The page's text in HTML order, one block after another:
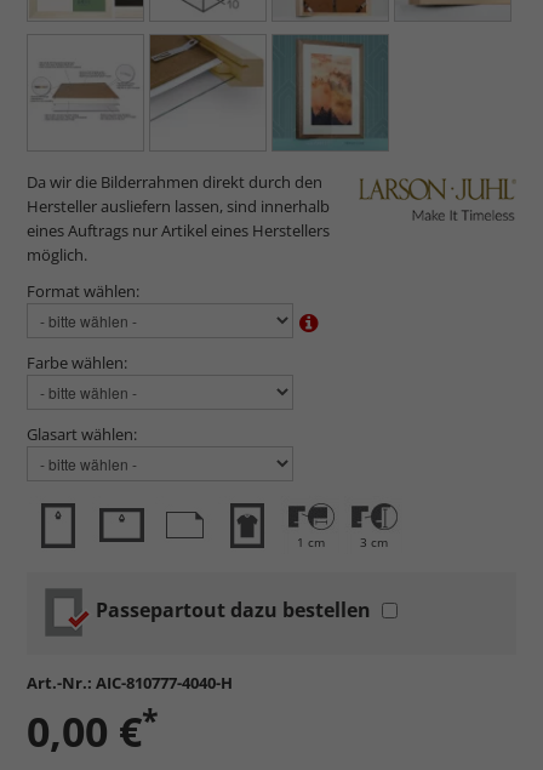
Da wir die Bilderrahmen direkt durch den
Hersteller ausliefern lassen, sind innerhalb
eines Auftrags nur Artikel eines Herstellers
möglich.
Format wählen:
Farbe wählen:
Glasart wählen:
1 cm 3 cm
Passepartout dazu bestellen
Art.-Nr.: AIC-810777-4040-H
0,00 €*